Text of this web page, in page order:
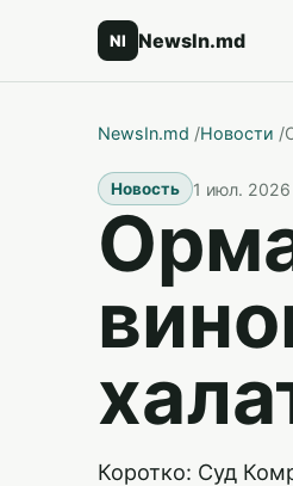
NI NewsIn.md
NewsIn.md /Новости /
Новость 1 июл. 2026
Коротко: Суд